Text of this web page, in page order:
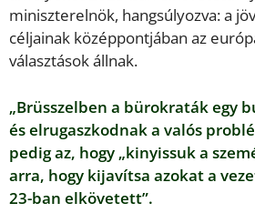
miniszterelnök, hangsúlyozva: a
céljainak középpontjában az
választások állnak.
„Brüsszelben a bürokraták egy
és elrugaszkodnak a valós
pedig az, hogy „kinyissuk a
arra, hogy kijavítsa azokat a
23-ban elkövetett”.